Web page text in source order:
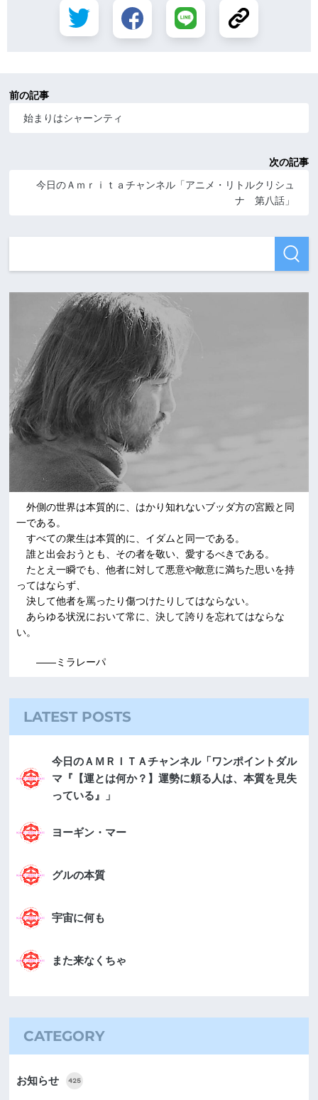
前の記事
始まりはシャーンティ
次の記事
今日のＡｍｒｉｔａチャンネル「アニメ・リトルクリシュ
ナ 第八話」
外側の世界は本質的に、はかり知れないブッダ方の宮殿と同
一である。
すべての衆生は本質的に、イダムと同一である。
誰と出会おうとも、その者を敬い、愛するべきである。
たとえ一瞬でも、他者に対して悪意や敵意に満ちた思いを持
ってはならず、
決して他者を罵ったり傷つけたりしてはならない。
あらゆる状況において常に、決して誇りを忘れてはならな
い。
――ミラレーパ
LATEST POSTS
今日のＡＭＲＩＴＡチャンネル「ワンポイントダル
マ『【運とは何か？】運勢に頼る人は、本質を見失
っている』」
ヨーギン・マー
グルの本質
宇宙に何も
また来なくちゃ
CATEGORY
お知らせ 425